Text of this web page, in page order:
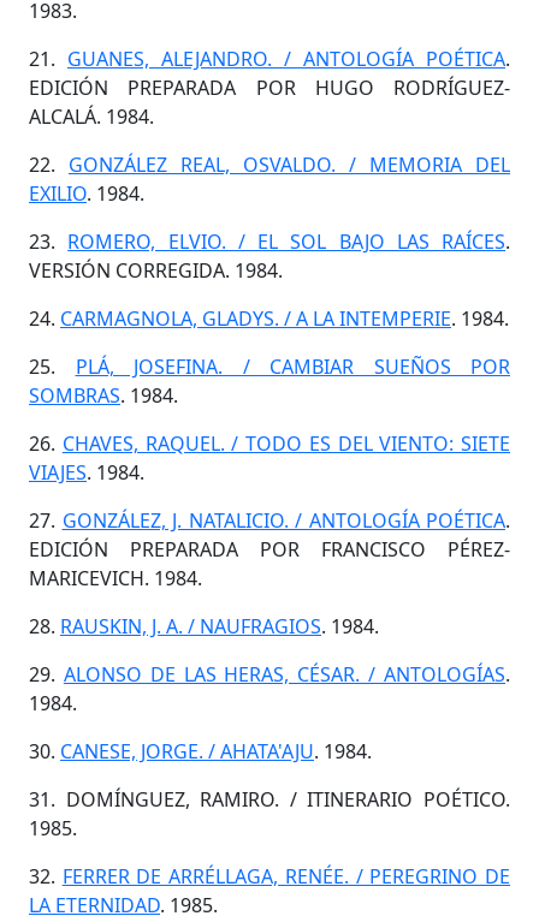
1983.
21. GUANES, ALEJANDRO. / ANTOLOGÍA POÉTICA.
EDICIÓN PREPARADA POR HUGO RODRÍGUEZ-
ALCALÁ. 1984.
22. GONZÁLEZ REAL, OSVALDO. / MEMORIA DEL
EXILIO. 1984.
23. ROMERO, ELVIO. / EL SOL BAJO LAS RAÍCES.
VERSIÓN CORREGIDA. 1984.
24. CARMAGNOLA, GLADYS. / A LA INTEMPERIE. 1984.
25. PLÁ, JOSEFINA. / CAMBIAR SUEÑOS POR
SOMBRAS. 1984.
26. CHAVES, RAQUEL. / TODO ES DEL VIENTO: SIETE
VIAJES. 1984.
27. GONZÁLEZ, J. NATALICIO. / ANTOLOGÍA POÉTICA.
EDICIÓN PREPARADA POR FRANCISCO PÉREZ-
MARICEVICH. 1984.
28. RAUSKIN, J. A. / NAUFRAGIOS. 1984.
29. ALONSO DE LAS HERAS, CÉSAR. / ANTOLOGÍAS.
1984.
30. CANESE, JORGE. / AHATA'AJU. 1984.
31. DOMÍNGUEZ, RAMIRO. / ITINERARIO POÉTICO.
1985.
32. FERRER DE ARRÉLLAGA, RENÉE. / PEREGRINO DE
LA ETERNIDAD. 1985.